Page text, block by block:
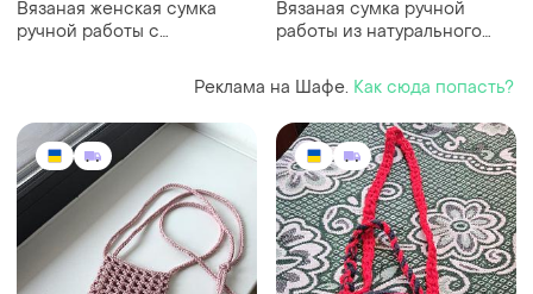
Вязаная женская сумка
ручной работы с
Вязаная сумка ручной
работы из натурального
Реклама на Шафе. Как сюда попасть?